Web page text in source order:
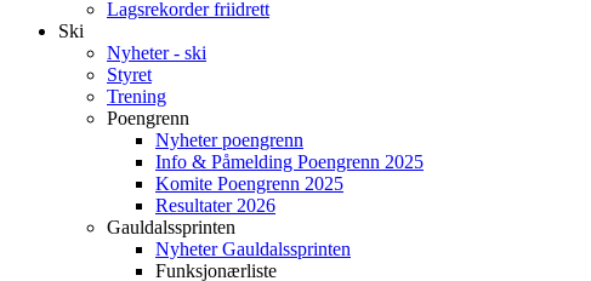
Lagsrekorder friidrett
Ski
Nyheter - ski
Styret
Trening
Poengrenn
Nyheter poengrenn
Info & Påmelding Poengrenn 2025
Komite Poengrenn 2025
Resultater 2026
Gauldalssprinten
Nyheter Gauldalssprinten
Funksjonærliste